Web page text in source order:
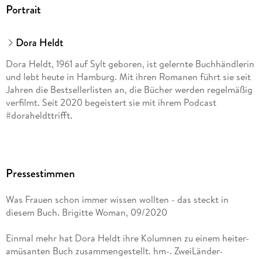
Portrait
Dora Heldt
Dora Heldt, 1961 auf Sylt geboren, ist gelernte Buchhändlerin
und lebt heute in Hamburg. Mit ihren Romanen führt sie seit
Jahren die Bestsellerlisten an, die Bücher werden regelmäßig
verfilmt. Seit 2020 begeistert sie mit ihrem Podcast
#doraheldttrifft.
Pressestimmen
Was Frauen schon immer wissen wollten - das steckt in
diesem Buch. Brigitte Woman, 09/2020
Einmal mehr hat Dora Heldt ihre Kolumnen zu einem heiter-
amüsanten Buch zusammengestellt. hm-. ZweiLänder-